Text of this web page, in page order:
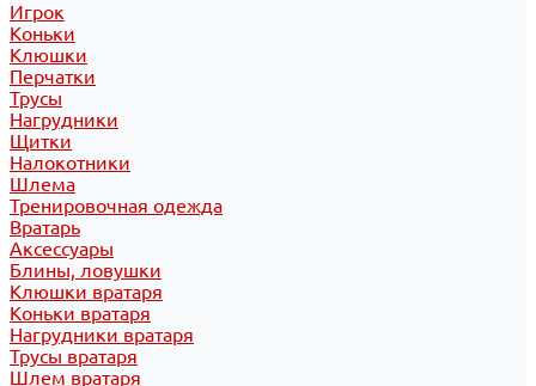
Игрок
Коньки
Клюшки
Перчатки
Трусы
Нагрудники
Щитки
Налокотники
Шлема
Тренировочная одежда
Вратарь
Аксессуары
Блины, ловушки
Клюшки вратаря
Коньки вратаря
Нагрудники вратаря
Трусы вратаря
Шлем вратаря